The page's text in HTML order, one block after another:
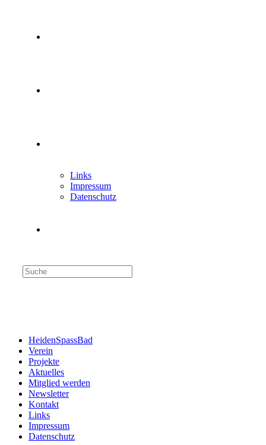
Links
Impressum
Datenschutz
Search
this
HeidenSpassBad
Verein
Projekte
Aktuelles
Mitglied werden
Newsletter
Kontakt
Links
Impressum
Datenschutz